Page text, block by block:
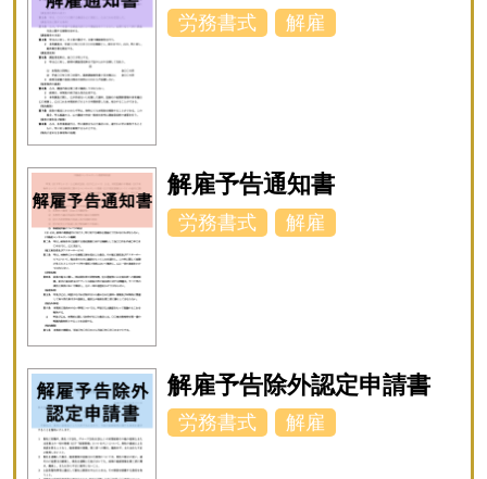
労務書式 解雇
解雇予告通知書
労務書式 解雇
解雇予告除外認定申請書
労務書式 解雇